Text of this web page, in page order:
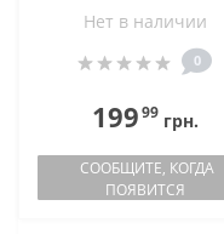
Нет в наличии
0
19999грн.
СООБЩИТЕ, КОГДА
ПОЯВИТСЯ